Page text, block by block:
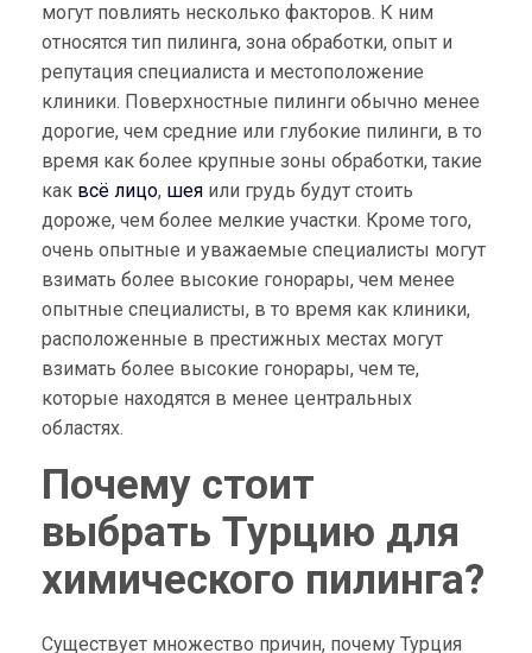
могут повлиять несколько факторов. К ним
относятся тип пилинга, зона обработки, опыт и
репутация специалиста и местоположение
клиники. Поверхностные пилинги обычно менее
дорогие, чем средние или глубокие пилинги, в то
время как более крупные зоны обработки, такие
как всё лицо, шеяили грудь будут стоить
дороже, чем более мелкие участки. Кроме того,
очень опытные и уважаемые специалисты могут
взимать более высокие гонорары, чем менее
опытные специалисты, в то время как клиники,
расположенные в престижных местах могут
взимать более высокие гонорары, чем те,
которые находятся в менее центральных
областях.
Почему стоит
выбрать Турцию для
химического пилинга?
Существует множество причин, почему Турция